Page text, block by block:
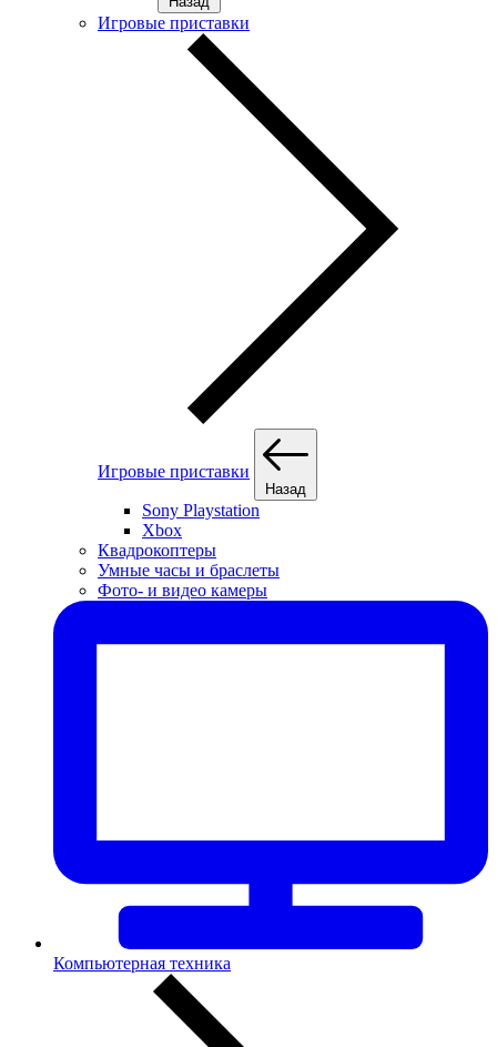
Игровые приставки
Игровые приставки
Назад
Sony Playstation
Xbox
Квадрокоптеры
Умные часы и браслеты
Фото- и видео камеры
Компьютерная техника